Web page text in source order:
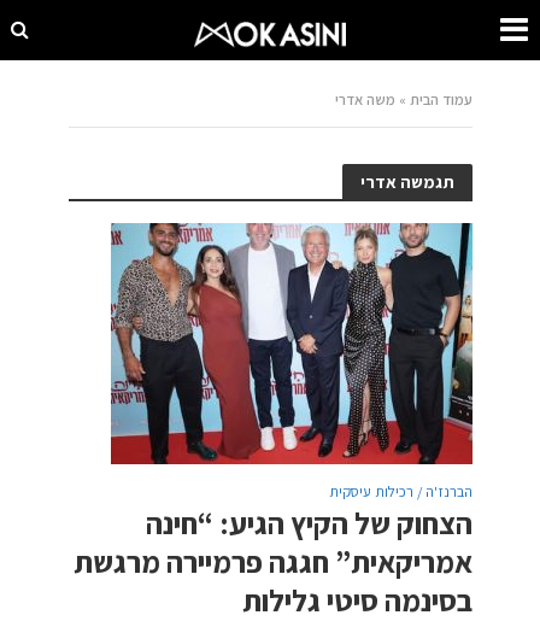
עמוד הבית » משה אדרי
תגמשה אדרי
הברנז'ה / רכילות עיסקית
הצחוק של הקיץ הגיע: “חינה
אמריקאית” חגגה פרמיירה מרגשת
בסינמה סיטי גלילות